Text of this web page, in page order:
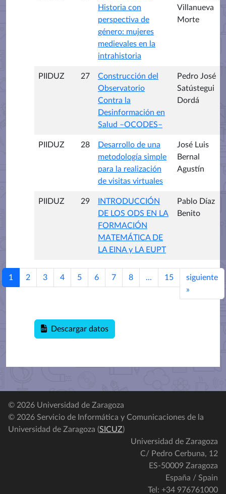
Historia con
perspectiva de
género: mujeres
medievales en la
intrahistoria
Villanueva
Morte
PIIDUZ 27
Construcción del
Observatorio
Contra la
Desinformación en
Salud –OCODES–
Pedro José
Satústegui
Dordá
PIIDUZ 28
Desarrollo de una
metodología simple
para la realización
de visitas virtuales
José Luis
Bernal
Agustín
PIIDUZ 29
INTRODUCCIÓN
DE LOS ODS EN LA
FORMACIÓN
MATEMÁTICA DE
LA EINA y LA EUPT
Pablo Díaz
Benito
1 2 3 4 5 6 7 8 ... 15
siguiente
»
Descargar datos
© 2026 Universidad de Zaragoza
© 2026 Servicio de Informática y Comunicaciones de la
Universidad de Zaragoza (SICUZ)
Universidad de Zaragoza
C/ Pedro Cerbuna, 12
ES-50009 Zaragoza
España / Spain
Tel: +34 976761000